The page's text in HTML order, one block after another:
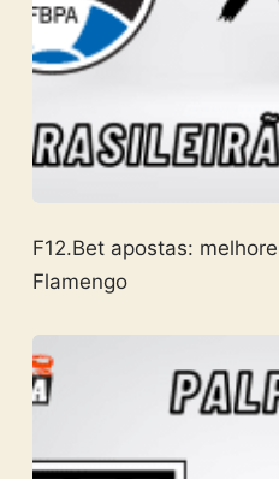
F12.Bet apostas:
Flamengo